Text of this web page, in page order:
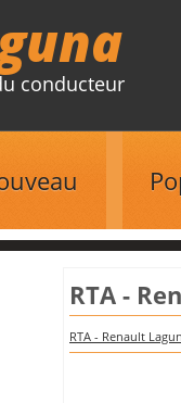
conducteur
RTA -
RTA - Renault